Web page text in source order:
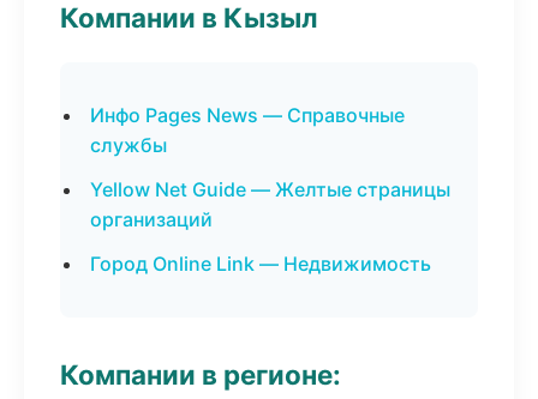
Компании в Кызыл
Инфо Pages News — Справочные
службы
Yellow Net Guide — Желтые страницы
организаций
Город Online Link — Недвижимость
Компании в регионе: